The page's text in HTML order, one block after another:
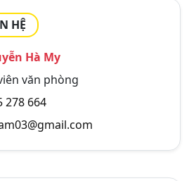
HỆ
Hà My
văn phòng
278 664